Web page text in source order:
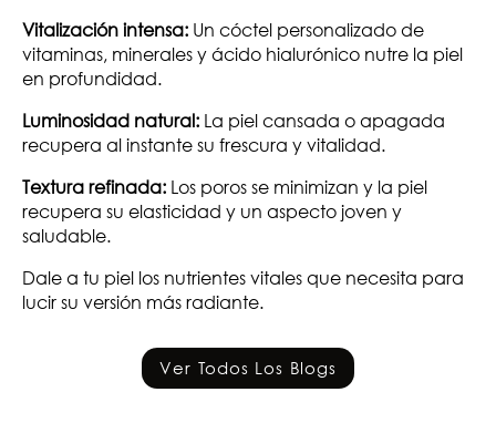
Vitalización intensa: Un cóctel personalizado de
vitaminas, minerales y ácido hialurónico nutre la piel
en profundidad.
Luminosidad natural: La piel cansada o apagada
recupera al instante su frescura y vitalidad.
Textura refinada: Los poros se minimizan y la piel
recupera su elasticidad y un aspecto joven y
saludable.
Dale a tu piel los nutrientes vitales que necesita para
lucir su versión más radiante.
Ver Todos Los Blogs